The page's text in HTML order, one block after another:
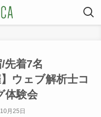
/先着7名
ウェブ解析士コ
体験会
月25日